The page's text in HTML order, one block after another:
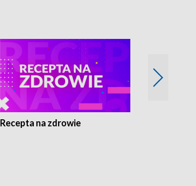
Recepta na zdrowie